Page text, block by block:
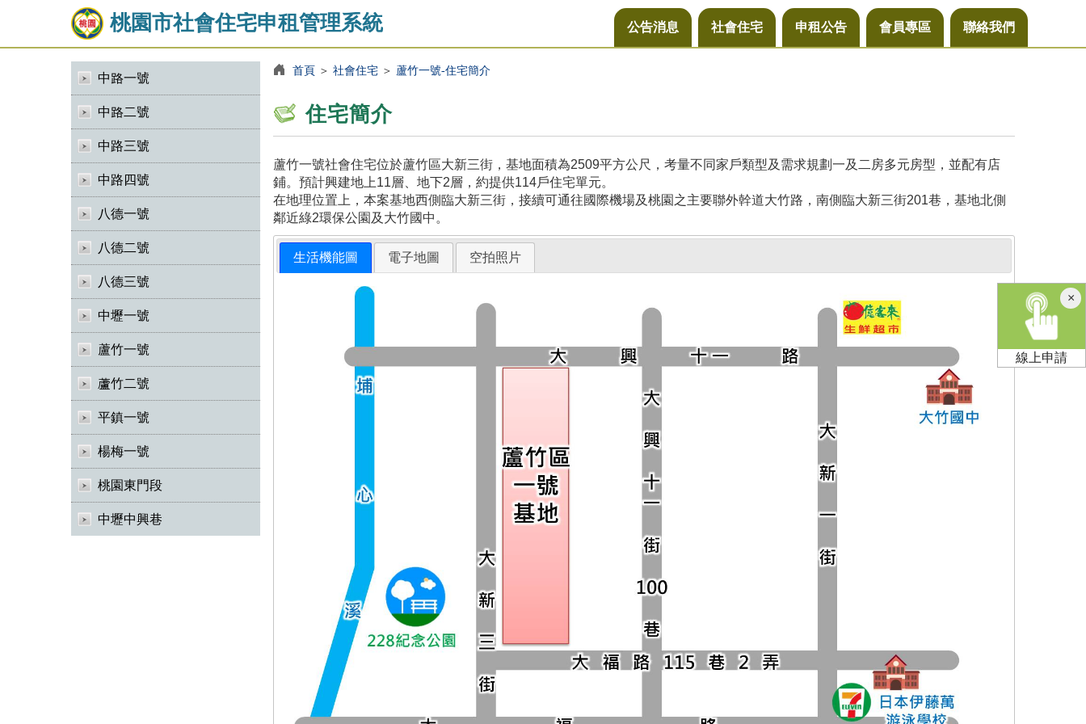
桃園市社會住宅申租管理系統 公告消息 社會住宅 申租公告 會員專區 聯絡我們
中路一號
中路二號
中路三號
中路四號
八德一號
八德二號
八德三號
中壢一號
蘆竹一號
蘆竹二號
平鎮一號
楊梅一號
桃園東門段
中壢中興巷
首頁＞ 社會住宅＞ 蘆竹一號-住宅簡介
住宅簡介
蘆竹一號社會住宅位於蘆竹區大新三街，基地面積為2509平方公尺，考量不同家戶類型及需求規劃一及二房多元房型，並配有店
鋪。預計興建地上11層、地下2層，約提供114戶住宅單元。
在地理位置上，本案基地西側臨大新三街，接續可通往國際機場及桃園之主要聯外幹道大竹路，南側臨大新三街201巷，基地北側
鄰近綠2環保公園及大竹國中。
生活機能圖 電子地圖 空拍照片
×關
閉
線上申請